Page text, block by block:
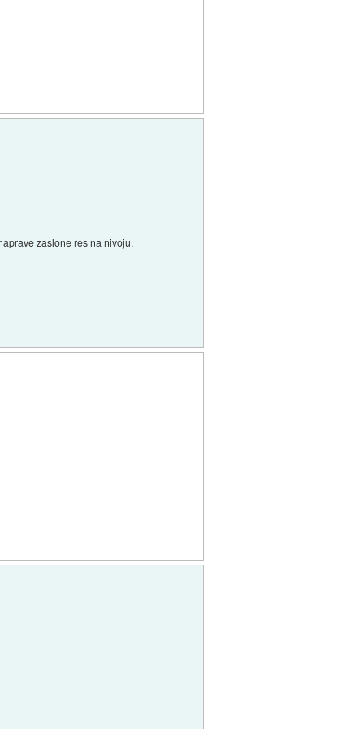
zaslone res na nivoju.